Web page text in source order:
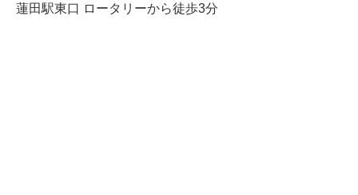
蓮田駅東口 ロータリーから徒歩3分